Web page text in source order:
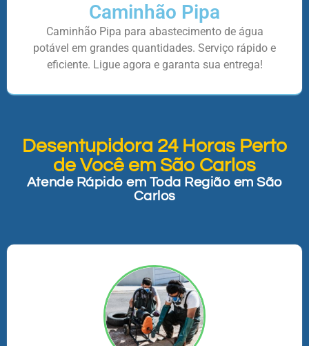
Caminhão Pipa
Caminhão Pipa para abastecimento de água
potável em grandes quantidades. Serviço rápido e
eficiente. Ligue agora e garanta sua entrega!
Desentupidora 24 Horas Perto
de Você em São Carlos
Atende Rápido em Toda Região em São
Carlos